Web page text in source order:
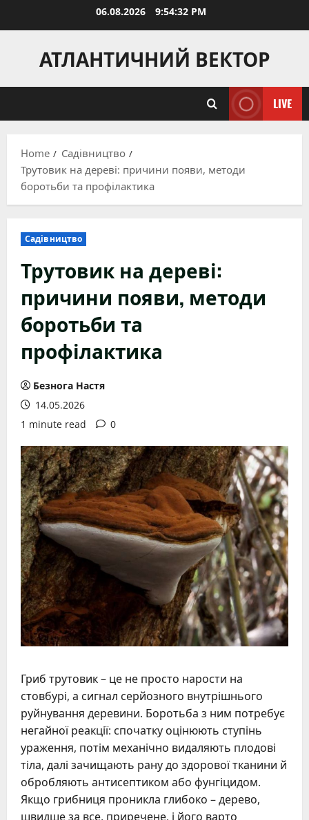
06.08.2026 9:54:33 PM
АТЛАНТИЧНИЙ ВЕКТОР
LIVE
Home
Садівництво
Трутовик на дереві: причини появи, методи
боротьби та профілактика
Садівництво
Трутовик на дереві:
причини появи, методи
боротьби та
профілактика
Безнога Настя
14.05.2026
1 minute read
0
Гриб трутовик – це не просто нарости на
стовбурі, а сигнал серйозного внутрішнього
руйнування деревини. Боротьба з ним потребує
негайної реакції: спочатку оцінюють ступінь
ураження, потім механічно видаляють плодові
тіла, далі зачищають рану до здорової тканини й
обробляють антисептиком або фунгіцидом.
Якщо грибниця проникла глибоко – дерево,
швидше за все, приречене, і його варто